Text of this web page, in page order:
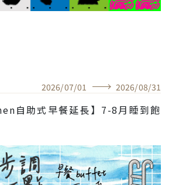
2026/07/01 2026/08/31
自助式早餐延長】7-8月睡到飽